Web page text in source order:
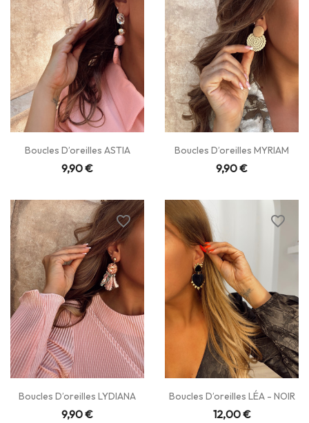
Boucles D’oreilles ASTIA
9,90 €
Boucles D’oreilles MYRIAM
9,90 €
Boucles D’oreilles LYDIANA
9,90 €
favorite_border
Boucles D’oreilles LÉA - NOIR
12,00 €
favorite_border